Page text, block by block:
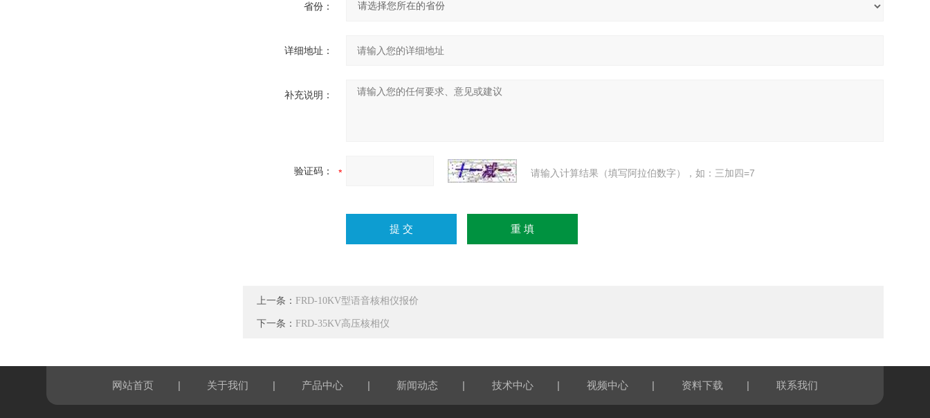
省份：
详细地址：
补充说明：
验证码： 请输入计算结果（填写阿拉伯数字），如：三加四=7
上一条： FRD-10KV型语音核相仪报价
下一条： FRD-35KV高压核相仪
网站首页 | 关于我们 | 产品中心 | 新闻动态 | 技术中心 | 视频中心 | 资料下载 | 联系我们